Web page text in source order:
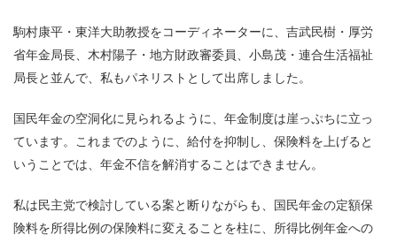
駒村康平・東洋大助教授をコーディネーターに、吉武民樹・厚労
省年金局長、木村陽子・地方財政審委員、小島茂・連合生活福祉
局長と並んで、私もパネリストとして出席しました。
国民年金の空洞化に見られるように、年金制度は崖っぷちに立っ
ています。これまでのように、給付を抑制し、保険料を上げると
いうことでは、年金不信を解消することはできません。
私は民主党で検討している案と断りながらも、国民年金の定額保
険料を所得比例の保険料に変えることを柱に、所得比例年金への